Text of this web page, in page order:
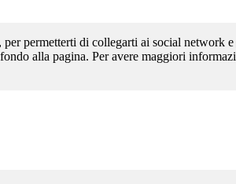
permetterti di collegarti ai social network
alla pagina. Per avere maggiori